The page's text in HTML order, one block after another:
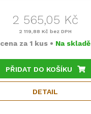
2 565,05 Kč
2 119,88 Kč bez DPH
cena za 1 kus • Na skladě
PŘIDAT DO KOŠÍKU
DETAIL